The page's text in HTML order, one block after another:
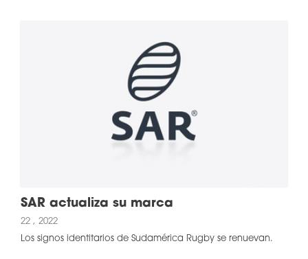
SAR actualiza su marca
22 , 2022
Los signos identitarios de Sudamérica Rugby se renuevan.